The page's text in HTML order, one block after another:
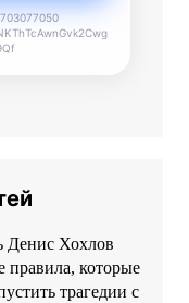
Денис Хохлов
правила, которые
трагедии с